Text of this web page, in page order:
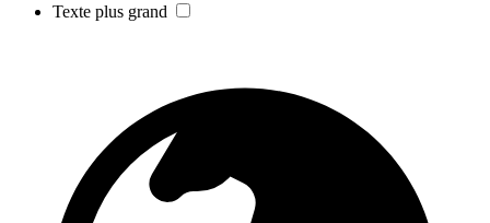
Texte plus grand